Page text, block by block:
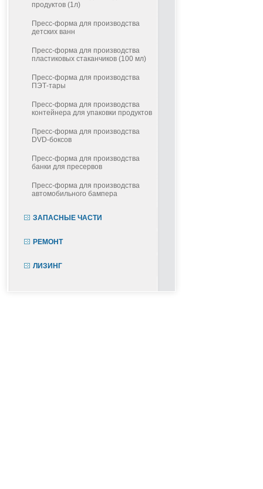
продуктов (1л)
Пресс-форма для производства
детских ванн
Пресс-форма для производства
пластиковых стаканчиков (100 мл)
Пресс-форма для производства
ПЭТ-тары
Пресс-форма для производства
контейнера для упаковки продуктов
Пресс-форма для производства
DVD-боксов
Пресс-форма для производства
банки для пресервов
Пресс-форма для производства
автомобильного бампера
ЗАПАСНЫЕ ЧАСТИ
РЕМОНТ
ЛИЗИНГ